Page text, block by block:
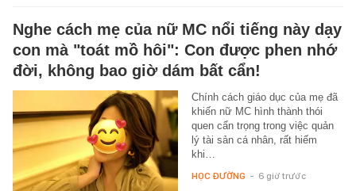
Nghe cách mẹ của nữ MC nổi tiếng này dạy
con mà "toát mồ hôi": Con được phen nhớ
đời, không bao giờ dám bất cẩn!
Chính cách giáo dục của mẹ đã
khiến nữ MC hình thành thói
quen cẩn trọng trong việc quản
lý tài sản cá nhân, rất hiếm
khi…
HỌC ĐƯỜNG - 6 giờ trước